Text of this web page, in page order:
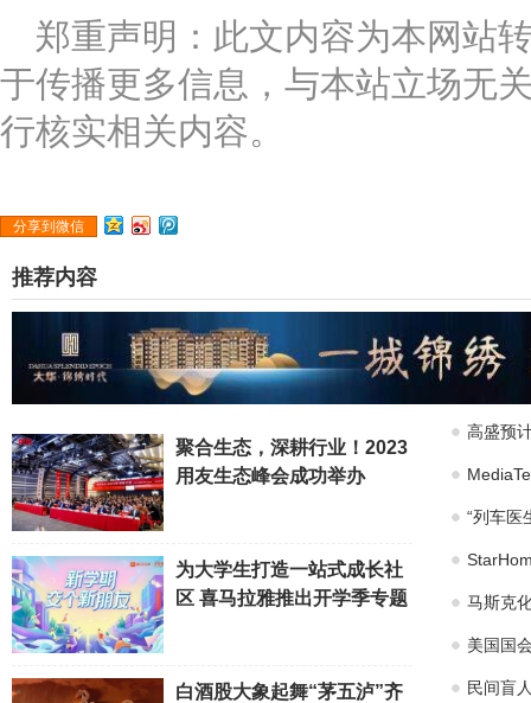
郑重声明：此文内容为本网站
于传播更多信息，与本站立场无
行核实相关内容。
分享到微信
推荐内容
聚合生态，深耕行业！2023
用友生态峰会成功举办
为大学生打造一站式成长社
区 喜马拉雅推出开学季专题
白酒股大象起舞“茅五泸”齐
高盛预
“列车医
马斯克
美国国
民间盲